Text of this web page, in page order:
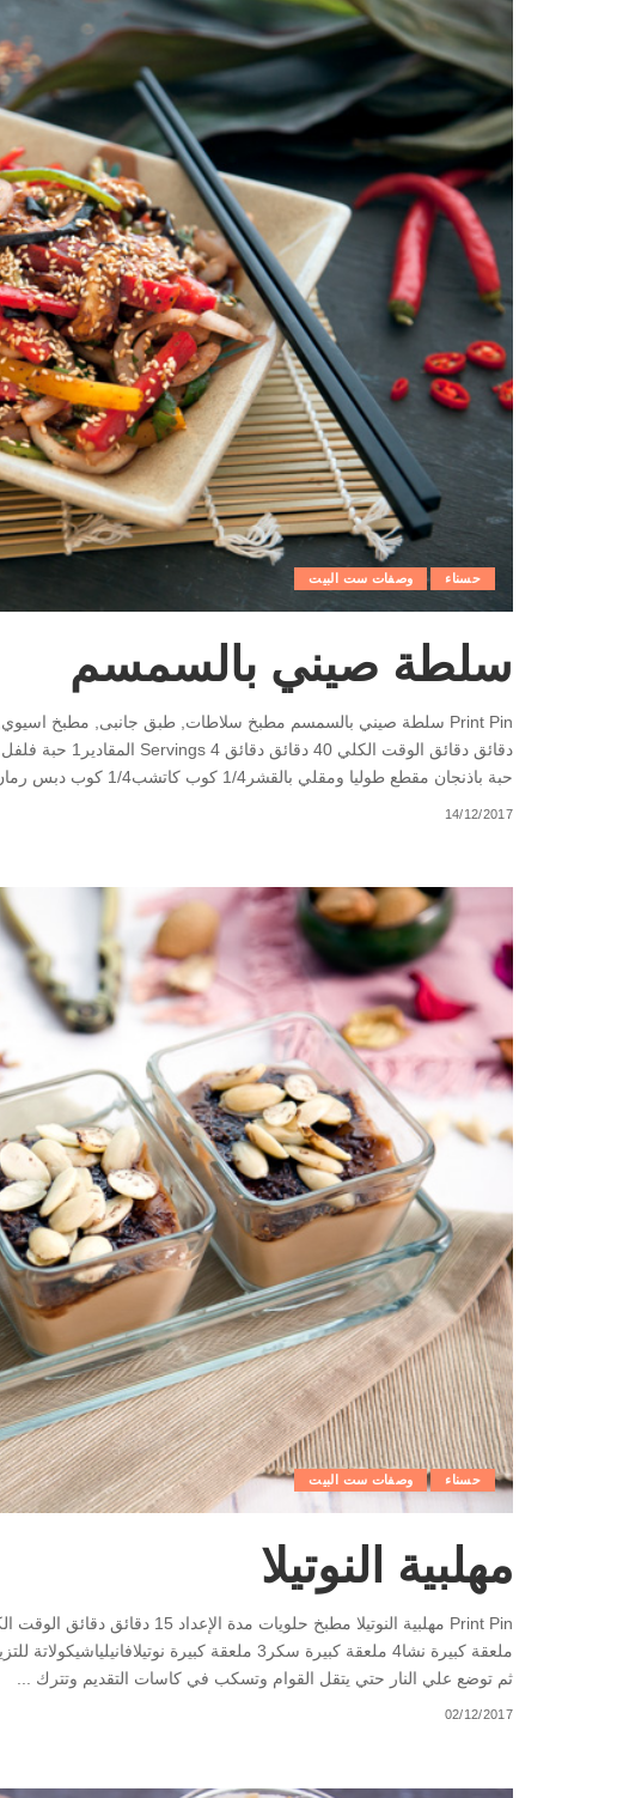
حسناء وصفات ست البيت
سلطة صيني بالسمسم
حبة باذنجان مقطع طوليا ومقلي بالقشر1/4 كوب كاتشب1/4 كوب دبس رمان1/4 كوب ليمون معصور1 ملعقة
14/12/2017
حسناء وصفات ست البيت
مهلبية النوتيلا
ملعقة كبيرة نشا4 ملعقة كبيرة سكر3 ملعقة كبيرة
ثم توضع علي النار حتي يتقل القوام وتسكب في كاسات التقديم وتترك
02/12/2017